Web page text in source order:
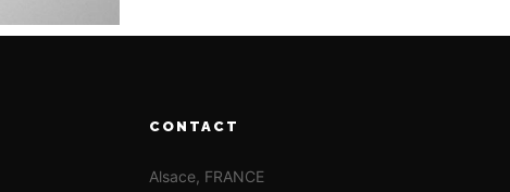
CONTACT
Alsace, FRANCE